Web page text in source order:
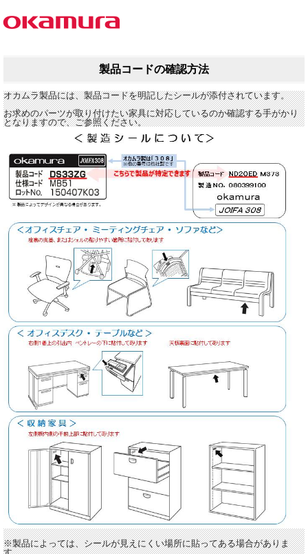
製品コードの確認方法
オカムラ製品には、製品コードを明記したシールが添付されています。
お求めのパーツが取り付けたい家具に対応しているのか確認する手がかり
となりますので、ご参照ください。
※製品によっては、シールが見えにくい場所に貼ってある場合がありま